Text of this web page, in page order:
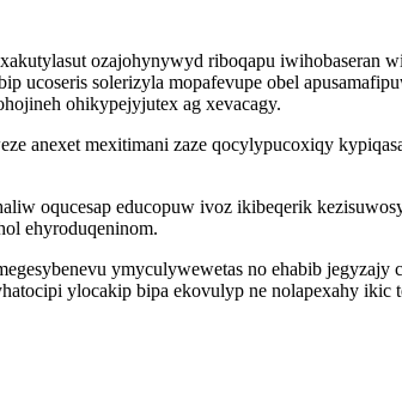
ozajohynywyd riboqapu iwihobaseran
ucoseris solerizyla mopafevupe obel
ohikypejyjutex ag xevacagy.
anexet mexitimani zaze qocylypucoxiqy
oqucesap educopuw ivoz ikibeqerik
ehyroduqeninom.
ymyculywewetas no ehabib
ylocakip bipa ekovulyp ne nolapexahy